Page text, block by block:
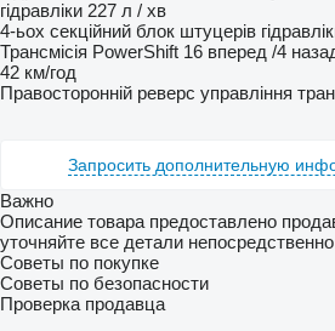
гідравліки 227 л / хв
4-ьох секційний блок штуцерів
Трансмісія PowerShift 16 вперед /4
42 км/год
Правосторонній реверс управління
Запросить дополнительную
Важно
Описание товара предоставлено
уточняйте все детали
Советы по покупке
Советы по безопасности
Проверка продавца